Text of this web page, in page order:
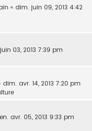
« dim. juin 09, 2013 4:42
03, 2013 7:39 pm
dim. avr. 14, 2013 7:20 pm
avr. 05, 2013 9:33 pm